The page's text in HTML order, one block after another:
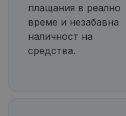
плащания в реално
време и незабавна
наличност на
средства.